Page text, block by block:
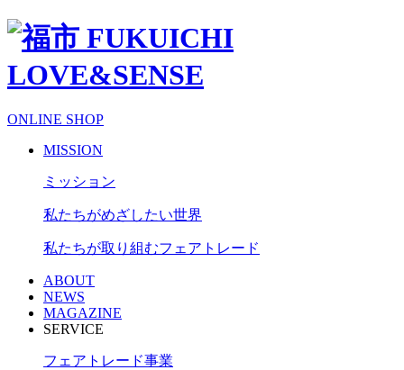
ONLINE SHOP
MISSION
ミッション
私たちがめざしたい世界
私たちが取り組むフェアトレード
ABOUT
NEWS
MAGAZINE
SERVICE
フェアトレード事業